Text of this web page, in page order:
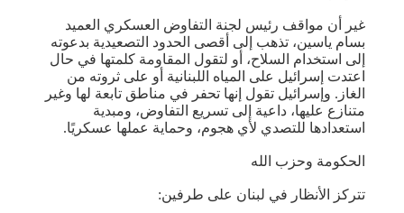
غير أن مواقف رئيس لجنة التفاوض العسكري العميد
بسام ياسين، تذهب إلى أقصى الحدود التصعيدية بدعوته
إلى استخدام السلاح، أو لتقول المقاومة كلمتها في حال
اعتدت إسرائيل على المياه اللبنانية أو على ثروته من
الغاز. وإسرائيل تقول إنها تحفر في مناطق تابعة لها وغير
متنازع عليها، داعية إلى تسريع التفاوض، ومبدية
استعدادها للتصدي لأي هجوم، وحماية عملها عسكريًا.
الحكومة وحزب الله
تتركز الأنظار في لبنان على طرفين: